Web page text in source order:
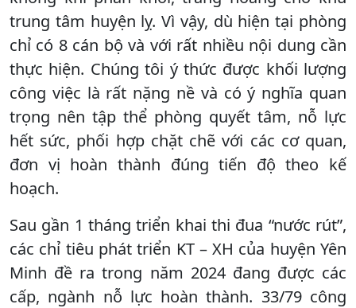
trung tâm huyện lỵ. Vì vậy, dù hiện tại phòng
chỉ có 8 cán bộ và với rất nhiều nội dung cần
thực hiện. Chúng tôi ý thức được khối lượng
công việc là rất nặng nề và có ý nghĩa quan
trọng nên tập thể phòng quyết tâm, nỗ lực
hết sức, phối hợp chặt chẽ với các cơ quan,
đơn vị hoàn thành đúng tiến độ theo kế
hoạch.
Sau gần 1 tháng triển khai thi đua “nước rút”,
các chỉ tiêu phát triển KT – XH của huyện Yên
Minh đề ra trong năm 2024 đang được các
cấp, ngành nỗ lực hoàn thành. 33/79 công